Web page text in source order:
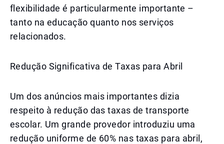
flexibilidade é particularmente importante –
tanto na educação quanto nos serviços
relacionados.
Redução Significativa de Taxas para Abril
Um dos anúncios mais importantes dizia
respeito à redução das taxas de transporte
escolar. Um grande provedor introduziu uma
redução uniforme de 60% nas taxas para abril,